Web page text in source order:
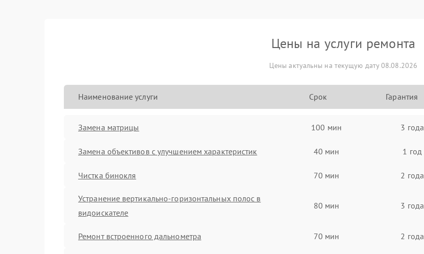
Цены на услуги ремонта
Цены актуальны на текущую дату 08.08.2026
Наименование услуги Срок Гарантия
Замена матрицы 100 мин 3 года
Замена объективов с улучшением характеристик 40 мин 1 год
Чистка бинокля 70 мин 2 года
Устранение вертикально-горизонтальных полос в
видоискателе
80 мин 3 года
Ремонт встроенного дальнометра 70 мин 2 года